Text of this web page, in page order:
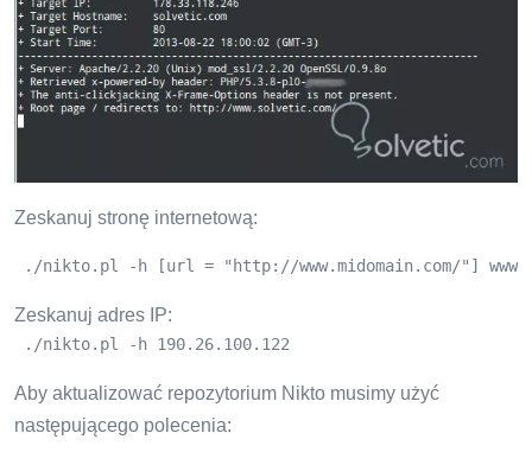
Zeskanuj stronę internetową:
./nikto.pl -h [url = "http://www.midomain.com/"]
Zeskanuj adres IP:
./nikto.pl -h 190.26.100.122
Aby aktualizować repozytorium Nikto musimy użyć
następującego polecenia: